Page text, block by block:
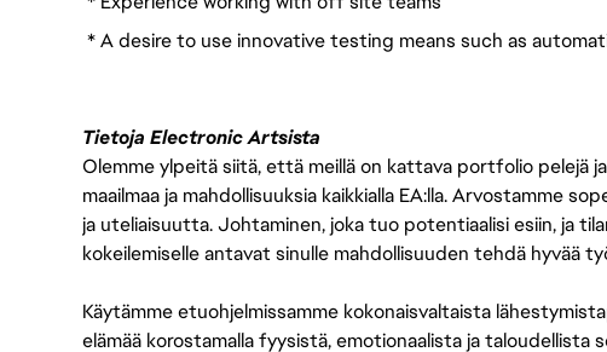
* A desire to use innovative testing means such as
Tietoja Electronic Artsista
Olemme ylpeitä siitä, että meillä on kattava portfolio pelejä
maailmaa ja mahdollisuuksia kaikkialla EA:lla. Arvostamme
ja uteliaisuutta. Johtaminen, joka tuo potentiaalisi esiin, ja
kokeilemiselle antavat sinulle mahdollisuuden tehdä hyvää
Käytämme etuohjelmissamme kokonaisvaltaista
elämää korostamalla fyysistä, emotionaalista ja taloudellista